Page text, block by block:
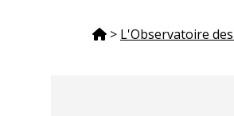
> L'Observatoire